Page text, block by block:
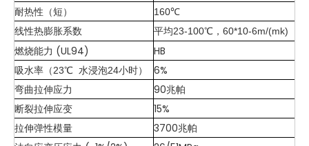
耐热性（短） 160℃
线性热膨胀系数 平均23-100℃，60*10-6m/(mk)
燃烧能力 (UL94) HB
吸水率（23℃ 水浸泡24小时）
6%
弯曲拉伸应力
90兆帕
断裂拉伸应变
15%
拉伸弹性模量
3700兆帕